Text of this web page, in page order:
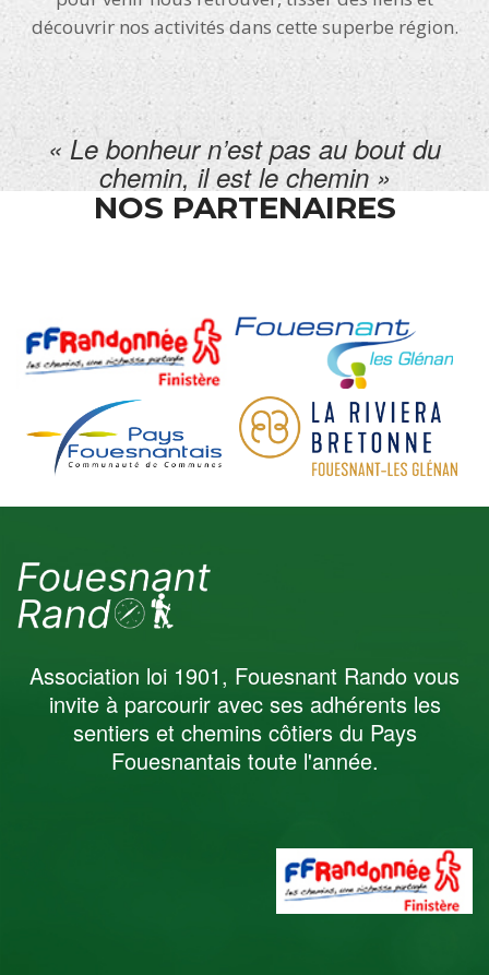
découvrir nos activités dans cette superbe région.
« Le bonheur n’est pas au bout du
chemin, il est le chemin »
NOS PARTENAIRES
Association loi 1901, Fouesnant Rando vous
invite à parcourir avec ses adhérents les
sentiers et chemins côtiers du Pays
Fouesnantais toute l'année.